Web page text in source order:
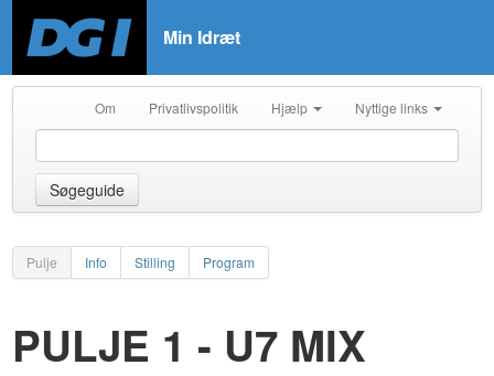
Min Idræt
Om Privatlivspolitik Hjælp Nyttige links
Søgeguide
Pulje Info Stilling Program
PULJE 1 - U7 MIX